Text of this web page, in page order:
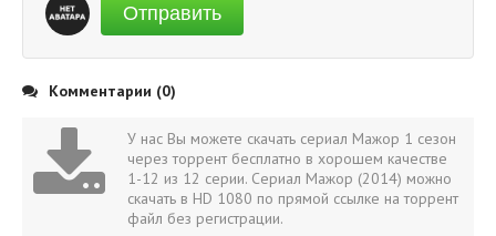
Отправить
Комментарии (0)
У нас Вы можете скачать сериал Мажор 1 сезон
через торрент бесплатно в хорошем качестве
1-12 из 12 серии. Сериал Мажор (2014) можно
скачать в HD 1080 по прямой ссылке на торрент
файл без регистрации.